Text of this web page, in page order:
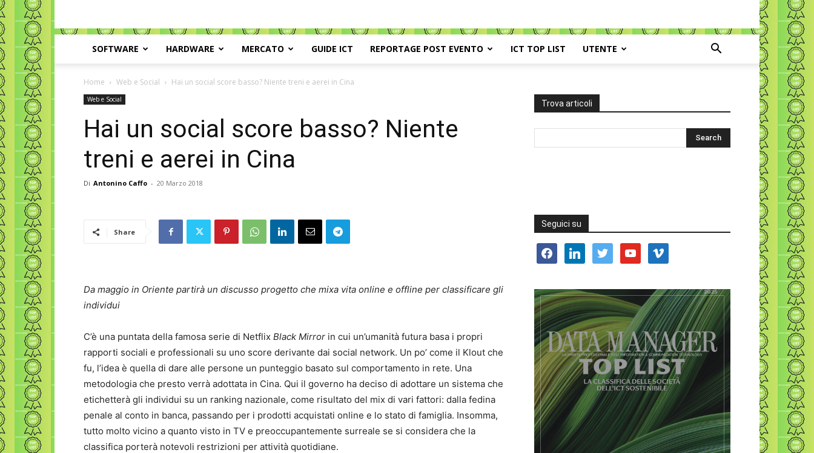
SOFTWARE HARDWARE MERCATO GUIDE ICT REPORTAGE POST EVENTO ICT TOP LIST UTENTE
Home Web e Social Hai un social score basso? Niente treni e aerei in Cina
Web e Social
Hai un social score basso? Niente
treni e aerei in Cina
Di Antonino Caffo - 20 Marzo 2018
Share
Da maggio in Oriente partirà un discusso progetto che mixa vita online e offline per classificare gli
individui
C’è una puntata della famosa serie di Netflix Black Mirror in cui un’umanità futura basa i propri
rapporti sociali e professionali su uno score derivante dai social network. Un po’ come il Klout che
fu, l’idea è quella di dare alle persone un punteggio basato sul comportamento in rete. Una
metodologia che presto verrà adottata in Cina. Qui il governo ha deciso di adottare un sistema che
etichetterà gli individui su un ranking nazionale, come risultato del mix di vari fattori: dalla fedina
penale al conto in banca, passando per i prodotti acquistati online e lo stato di famiglia. Insomma,
tutto molto vicino a quanto visto in TV e preoccupantemente surreale se si considera che la
classifica porterà notevoli restrizioni per attività quotidiane.
Trova articoli
Seguici su
facebooklinkedin twitter youtube vimeo